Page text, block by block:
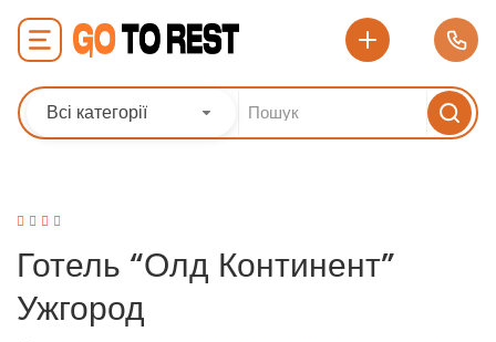
Всі категорії
Готель “Олд Континент”
Ужгород